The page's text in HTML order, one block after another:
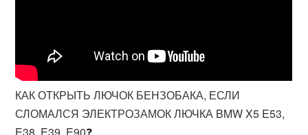
КАК ОТКРЫТЬ ЛЮЧОК БЕНЗОБАКА, ЕСЛИ
СЛОМАЛСЯ ЭЛЕКТРОЗАМОК ЛЮЧКА BMW X5 E53,